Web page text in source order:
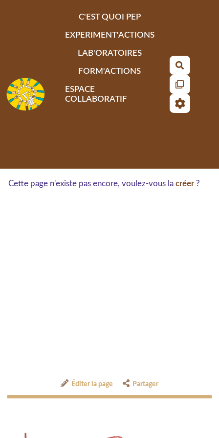
C'EST QUOI PEP
EXPERIMENT'ACTIONS
LAB'ORATOIRES
FORM'ACTIONS
ESPACE
COLLABORATIF
Cette page n'existe pas encore, voulez-vous la créer?
Éditer la page Partager